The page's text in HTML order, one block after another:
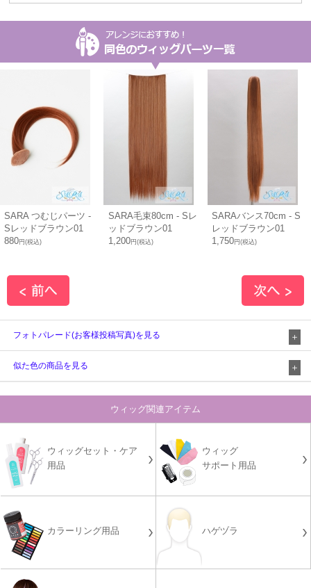
SARA つむじパーツ -
Sレッドブラウン01
880円(税込)
SARA毛束80cm - Sレ
ッドブラウン01
1,200円(税込)
SARAバンス70cm - S
レッドブラウン01
1,750円(税込)
フォトパレード(お客様投稿写真)を見る
似た色の商品を見る
ウィッグ関連アイテム
ウィッグセット・ケア
用品
ウィッグ
サポート用品
カラーリング用品 ハゲヅラ